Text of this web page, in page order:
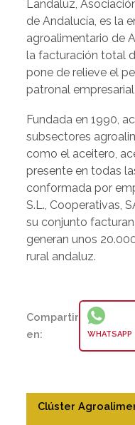
Landaluz,
de Andalucía, es la
agroalimentario de
la facturación total
pone de relieve el
patronal
Fundada en 1990,
subsectores
como el aceitero,
presente en todas
conformada por
S.L., Cooperativas,
su conjunto
generan unos
rural andaluz.
Compartir
en:
WHATSAPP
Clúster